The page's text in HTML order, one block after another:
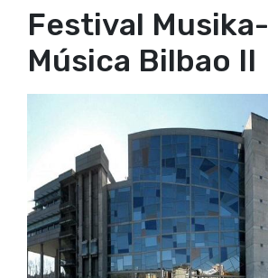
Festival Musika-
Música Bilbao II